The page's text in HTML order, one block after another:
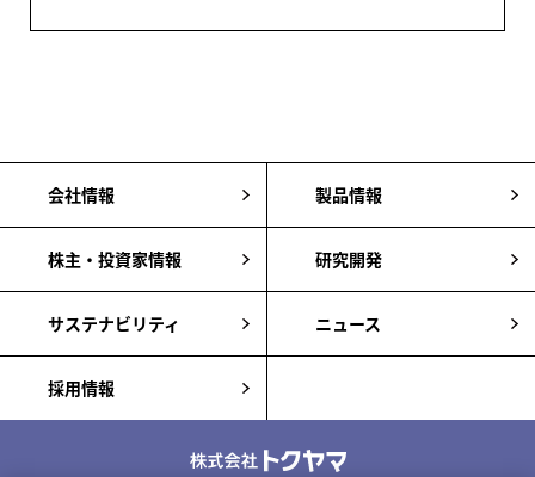
会社情報 製品情報
株主・投資家情報 研究開発
サステナビリティ ニュース
採用情報